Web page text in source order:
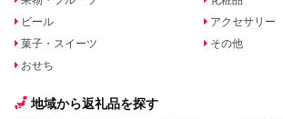
ビール
菓子・スイーツ
おせち
アクセサリー
その他
地域から返礼品を探す